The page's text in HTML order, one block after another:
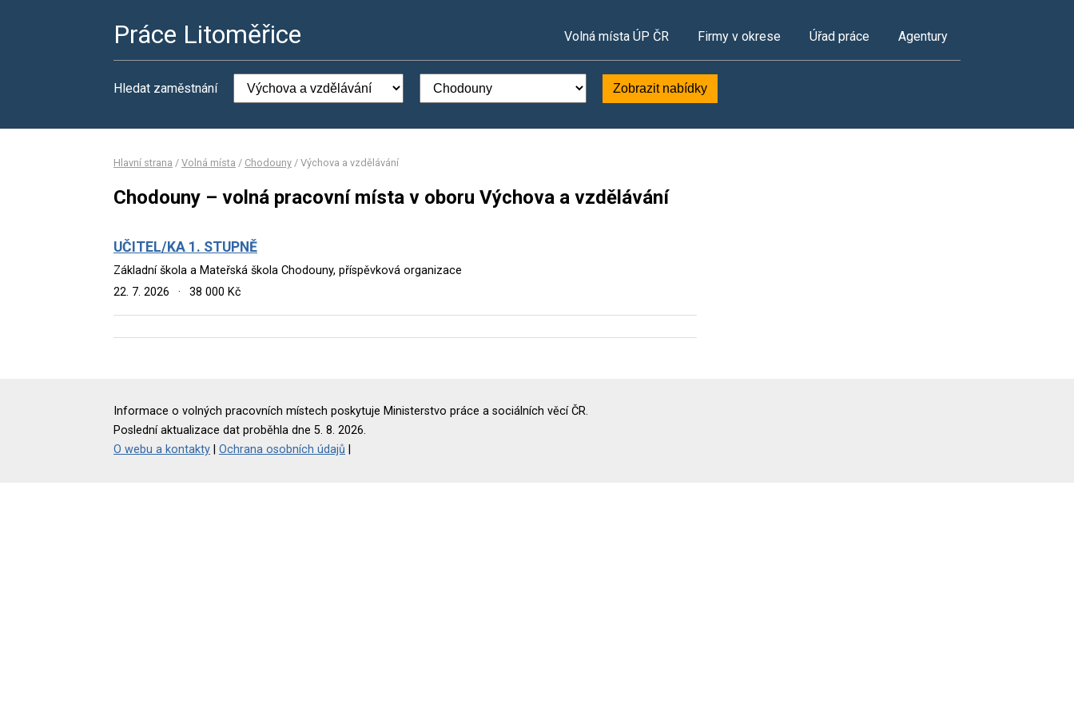
Práce Litoměřice Volná místa ÚP ČR Firmy v okrese Úřad práce Agentury
Hledat zaměstnání Zobrazit nabídky
Hlavní strana / Volná místa / Chodouny / Výchova a vzdělávání
Chodouny – volná pracovní místa v oboru Výchova a vzdělávání
UČITEL/KA 1. STUPNĚ
Základní škola a Mateřská škola Chodouny, příspěvková organizace
22. 7. 2026
· 38 000 Kč
Informace o volných pracovních místech poskytuje Ministerstvo práce a sociálních věcí ČR.
Poslední aktualizace dat proběhla dne 5. 8. 2026.
O webu a kontakty
Ochrana osobních údajů